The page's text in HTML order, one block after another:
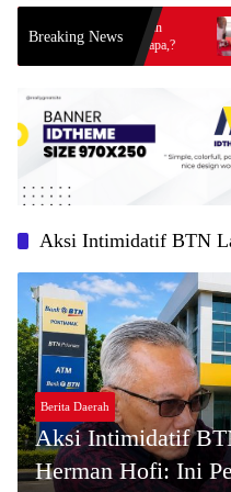
Breaking News
di kecamatan
nungu apa,?
Prima
Aksi Intimidatif BTN
Berita Daerah
Aksi Intimidatif
Herman Hofi: Ini